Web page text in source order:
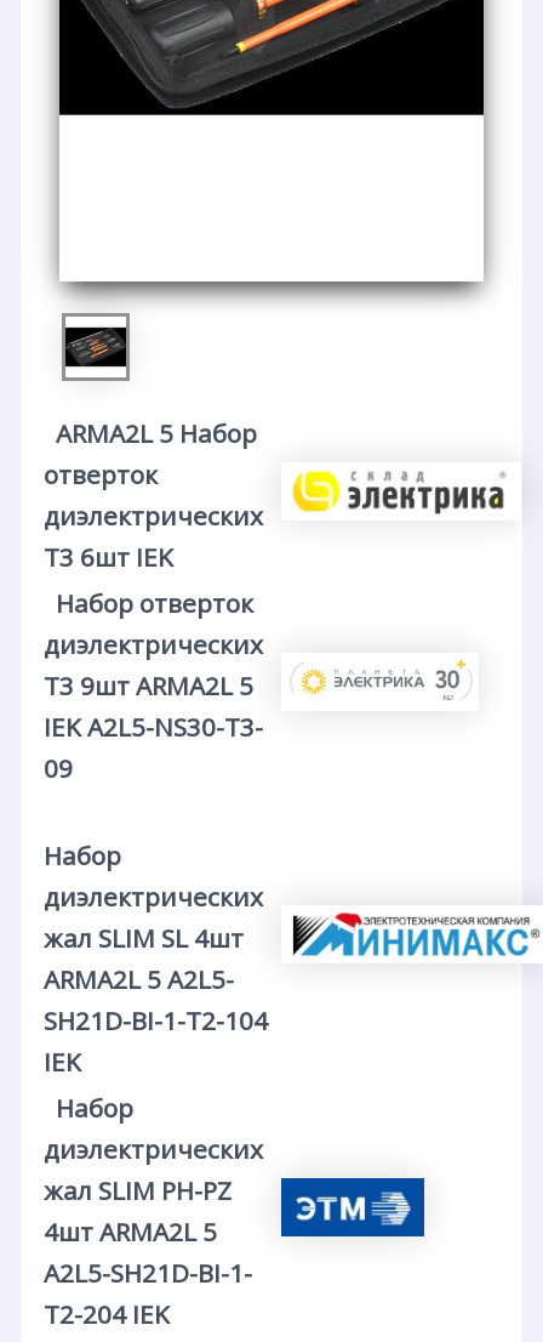
ARMA2L 5 Набор
отверток
диэлектрических
Т3 6шт IEK
Набор отверток
диэлектрических
Т3 9шт ARMA2L 5
IEK A2L5-NS30-T3-
09
Набор
диэлектрических
жал SLIM SL 4шт
ARMA2L 5 A2L5-
SH21D-BI-1-T2-104
IEK
Набор
диэлектрических
жал SLIM PH-PZ
4шт ARMA2L 5
A2L5-SH21D-BI-1-
T2-204 IEK